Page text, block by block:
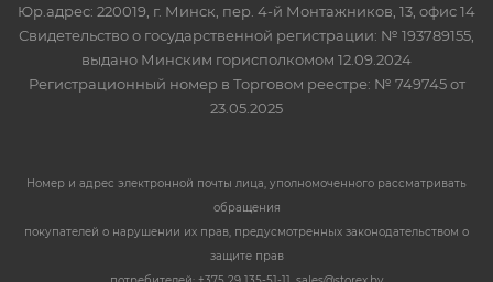
Юр.адрес: 220019, г. Минск, пер. 4-й Монтажников, 13, офис 14
Свидетельство о государственной регистрации: № 193789155,
выдано Минским горисполкомом 12.09.2024
Регистрационный номер в Торговом реестре: № 749745 от
23.05.2025
Номер и адрес электронной почты лица, уполномоченного рассматривать
обращения
покупателей о нарушении их прав, предусмотренных законодательством о
защите прав